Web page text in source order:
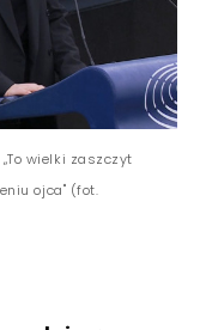
wielki zaszczyt
ojca" (fot.